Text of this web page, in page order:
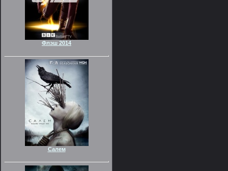
Флэш 2014
Салем